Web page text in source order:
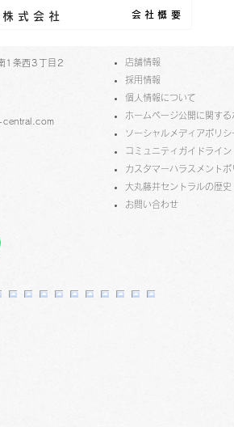
回北アート サムホール作
3F
式会社 会社概要
1条西3丁目2
​店舗情報
採用情報
個人情報について
ホームページ公開に関する
ソーシャルメディアポリシ
コミュニティガイドライン
カスタマーハラスメントポ
大丸藤井セントラルの歴史
​お問い合わせ